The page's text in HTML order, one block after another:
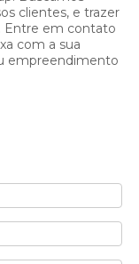
clientes, e trazer
Entre em contato
com a sua
empreendimento